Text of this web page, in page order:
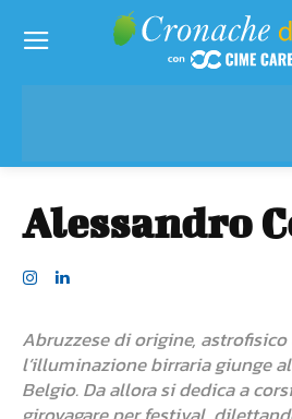
Alessandro
Abruzzese di origine,
l’illuminazione birraria giunge
Belgio. Da allora si dedica a